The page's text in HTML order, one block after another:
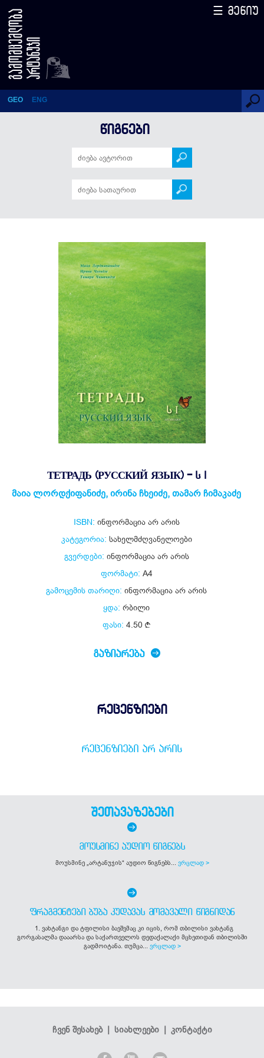
Тетрадь (РУССКИЙ ЯЗЫК) -
ს I
GEO ENG
☰ მენიუ
ᲬᲘᲒᲜᲔᲑᲘ
ТЕТРАДЬ (РУССКИЙ ЯЗЫК) - Ს I
მაია ლორდქიფანიძე, ირინა ჩხეიძე, თამარ ჩიმაკაძე
ISBN: ინფორმაცია არ არის
კატეგორია: სახელმძღვანელოები
გვერდები: ინფორმაცია არ არის
ფორმატი: A4
გამოცემის თარიღი: ინფორმაცია არ არის
ყდა: რბილი
ფასი: 4.50
ᲒᲐᲖᲘᲐᲠᲔᲑᲐ
რეცენზიები
ᲠᲔᲪᲔᲜᲖᲘᲔᲑᲘ ᲐᲠ ᲐᲠᲘᲡ
შეთავაზებები
ᲛᲝᲣᲡᲛᲘᲜᲔ ᲐᲣᲓᲘᲝ ᲬᲘᲒᲜᲔᲑᲡ
მოუსმინე „არტანუჯის“ აუდიო წიგნებს... ვრცლად >
ᲤᲠᲐᲒᲛᲔᲜᲢᲔᲑᲘ ᲑᲣᲑᲐ ᲙᲣᲓᲐᲕᲐᲡ ᲛᲝᲛᲐᲕᲐᲚᲘ ᲬᲘᲒᲜᲘᲓᲐᲜ
1. ვახტანგი და ტფილისი ბავშვმაც კი იცის, რომ თბილისი ვახტანგ
გორგასალმა დააარსა და საქართველოს დედაქალაქი მცხეთიდან თბილისში
გადმოიტანა. თუმცა... ვრცლად >
ჩვენ შესახებ| სიახლეები| კონტაქტი